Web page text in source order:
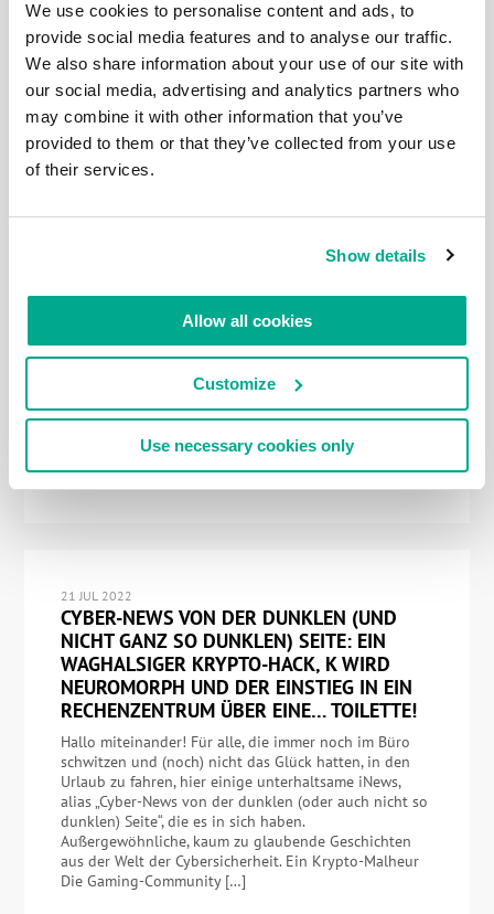
We use cookies to personalise content and ads, to
provide social media features and to analyse our traffic.
We also share information about your use of our site with
our social media, advertising and analytics partners who
may combine it with other information that you’ve
provided to them or that they’ve collected from your use
of their services.
Show details
Allow all cookies
Customize
Use necessary cookies only
Und die Erfindung neuer Spitzentechnologien ist nur
ein Teil davon. Moment, nein: Lassen Sie uns nicht so
kategorisch denken… Eine innovative, bahnbrechende
Technologie setzt einen Lebenszyklus in Gang, der
wahrscheinlich sehr viel komplexer und langwieriger
ist, als sich viele vielleicht vorstellen können. Natürlich
steht die Erfindung selbst an erster Stelle, aber ohne
den Lebenszyklus, der […]
11.11: ZWANZIG JAHRE AUF DEN TAG
Hallo zusammen! Wir haben ein weiteres Jubiläum zu
feiern. Hurra!… Unser cyber-immunes Betriebssystem –
KasperskyOS – ist heute… Moment. Nein, das ist nicht
ganz richtig… Vor genau 20 Jahren – am 11. November
Reise, auf der wir uns tatsächlich immer noch befinden.
Ein großes, grandioses Projekt, das […]
21 JUL 2022
CYBER-NEWS VON DER DUNKLEN (UND
NICHT GANZ SO DUNKLEN) SEITE: EIN
WAGHALSIGER KRYPTO-HACK, K WIRD
NEUROMORPH UND DER EINSTIEG IN EIN
RECHENZENTRUM ÜBER EINE… TOILETTE!
Hallo miteinander! Für alle, die immer noch im Büro
schwitzen und (noch) nicht das Glück hatten, in den
Urlaub zu fahren, hier einige unterhaltsame iNews,
alias „Cyber-News von der dunklen (oder auch nicht so
dunklen) Seite“, die es in sich haben.
Außergewöhnliche, kaum zu glaubende Geschichten
aus der Welt der Cybersicherheit. Ein Krypto-Malheur
Die Gaming-Community […]